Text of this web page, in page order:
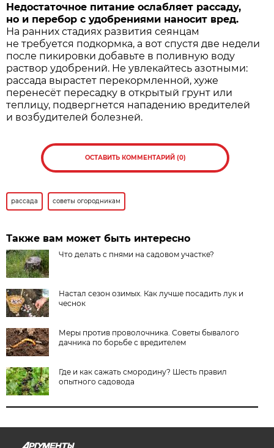
Недостаточное питание ослабляет рассаду,
но и перебор с удобрениями наносит вред.
На ранних стадиях развития сеянцам
не требуется подкормка, а вот спустя две недели
после пикировки добавьте в поливную воду
раствор удобрений. Не увлекайтесь азотными:
рассада вырастет перекормленной, хуже
перенесёт пересадку в открытый грунт или
теплицу, подвергнется нападению вредителей
и возбудителей болезней.
ОСТАВИТЬ КОММЕНТАРИЙ (0)
рассада советы огородникам
Также вам может быть интересно
Что делать с пнями на садовом участке?
Настал сезон озимых. Как лучше посадить лук и
чеснок
Меры против проволочника. Советы бывалого
дачника по борьбе с вредителем
Где и как сажать смородину? Шесть правил
опытного садовода